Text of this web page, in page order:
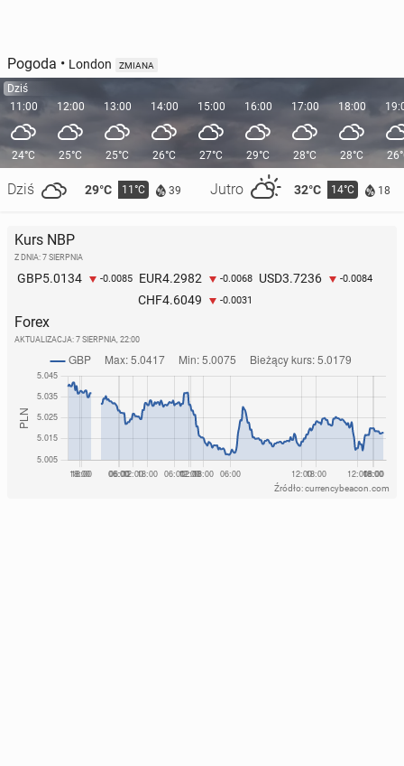
Pogoda • London ZMIANA
Dziś
11:00
24°C
Dziś 29°C 11°C 39 Jutro 32°C 14°C 18
12:00
25°C
13:00
25°C
14:00
26°C
15:00
27°C
16:00
29°C
17:00
28°C
18:00
28°C
Kurs NBP
Z DNIA: 7 SIERPNIA
GBP5.0134 -0.0085 EUR4.2982 -0.0068 USD3.7236 -0.0084
CHF4.6049 -0.0031
Forex
AKTUALIZACJA: 7 SIERPNIA, 22:00
Źródło: currencybeacon.com